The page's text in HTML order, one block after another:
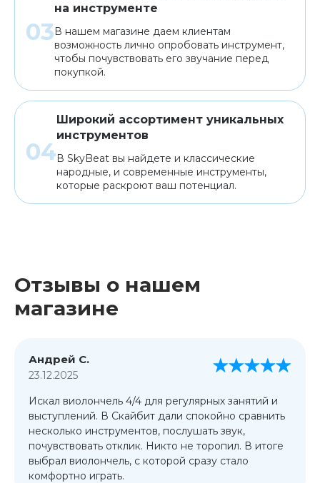
на инструменте
В нашем магазине даем клиентам
возможность лично опробовать инструмент,
чтобы почувствовать его звучание перед
покупкой.
Широкий ассортимент уникальных
инструментов
В SkyBeat вы найдете и классические
народные, и современные инструменты,
которые раскроют ваш потенциал.
Отзывы о нашем
магазине
Андрей С.
23.12.2025
Искал виолончель 4/4 для регулярных занятий и
выступлений. В Скайбит дали спокойно сравнить
несколько инструментов, послушать звук,
почувствовать отклик. Никто не торопил. В итоге
выбрал виолончель, с которой сразу стало
комфортно играть.